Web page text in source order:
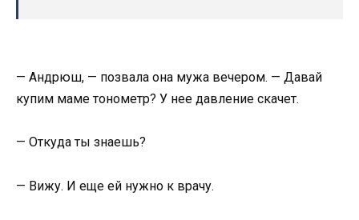
— Андрюш, — позвала она мужа вечером. — Давай
купим маме тонометр? У нее давление скачет.
— Откуда ты знаешь?
— Вижу. И еще ей нужно к врачу.